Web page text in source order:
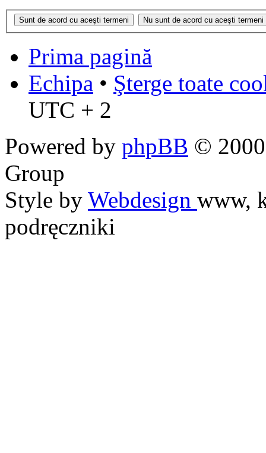
Prima pagină
Echipa • Şterge toate
UTC + 2
Powered by phpBB ©
Group
Style by Webdesign www,
podręczniki